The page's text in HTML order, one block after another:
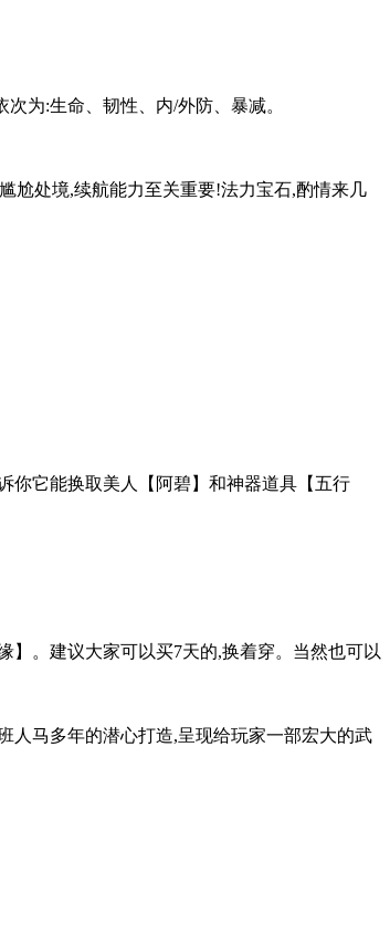
为:生命、韧性、内/外防、暴减。
尬处境,续航能力至关重要!法力宝石,酌情来几
你它能换取美人【阿碧】和神器道具【五行
】。建议大家可以买7天的,换着穿。当然也可以
人马多年的潜心打造,呈现给玩家一部宏大的武